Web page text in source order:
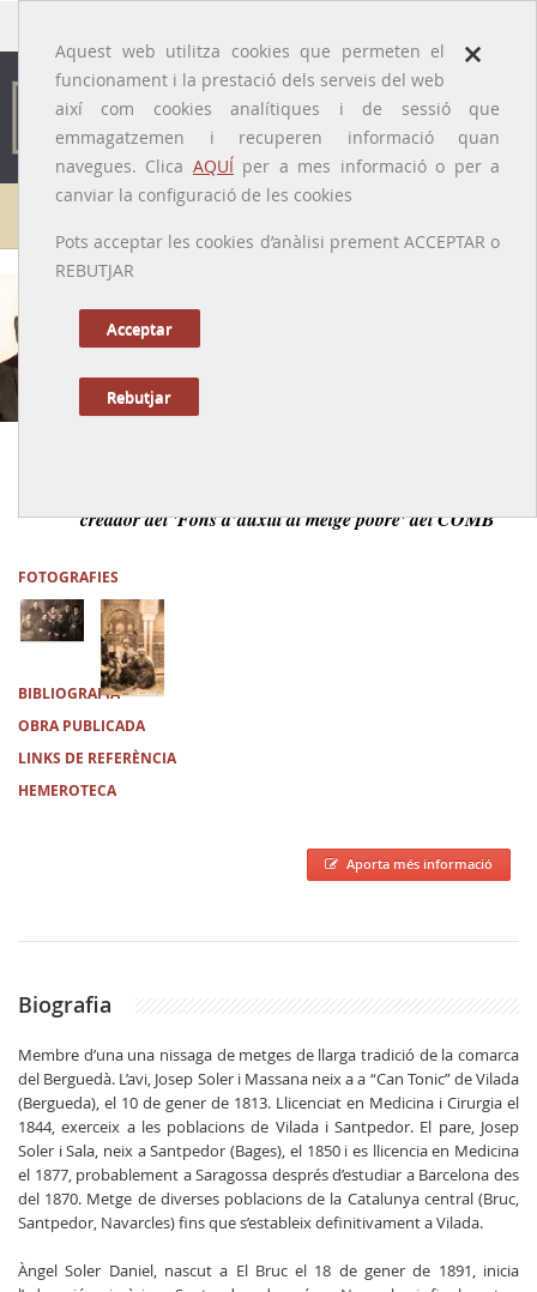
×
Aquest web utilitza cookies que permeten el
funcionament i la prestació dels serveis del web
així com cookies analítiques i de sessió que
emmagatzemen i recuperen informació quan
navegues. Clica AQUÍper a mes informació o per a
canviar la configuració de les cookies
Pots acceptar les cookies d’anàlisi prement ACCEPTAR o
REBUTJAR
Acceptar
Rebutjar
Galeria de metges
[El Bruc, Anoia, 1891 - Barcelona, 1972]
creador del 'Fons d’auxili al metge pobre' del COMB
FOTOGRAFIES
BIBLIOGRAFIA
OBRA PUBLICADA
LINKS DE REFERÈNCIA
HEMEROTECA
Aporta més informació
Biografia
Membre d’una una nissaga de metges de llarga tradició de la comarca
del Berguedà. L’avi, Josep Soler i Massana neix a a “Can Tonic” de Vilada
(Bergueda), el 10 de gener de 1813. Llicenciat en Medicina i Cirurgia el
1844, exerceix a les poblacions de Vilada i Santpedor. El pare, Josep
Soler i Sala, neix a Santpedor (Bages), el 1850 i es llicencia en Medicina
el 1877, probablement a Saragossa després d’estudiar a Barcelona des
del 1870. Metge de diverses poblacions de la Catalunya central (Bruc,
Santpedor, Navarcles) fins que s’estableix definitivament a Vilada.
Àngel Soler Daniel, nascut a El Bruc el 18 de gener de 1891, inicia